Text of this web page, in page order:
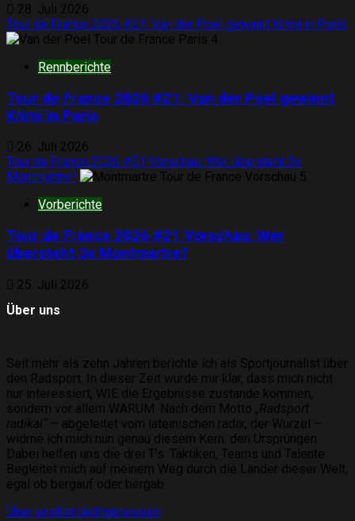
28. Juli 2026
Tour de France 2026 #21: Van der Poel gewinnt Krimi in Paris
4
Rennberichte
Tour de France 2026 #21: Van der Poel gewinnt
Krimi in Paris
26. Juli 2026
Tour de France 2026 #21 Vorschau: Wer übersteht 3x
Montmartre?
5
Vorberichte
Tour de France 2026 #21 Vorschau: Wer
übersteht 3x Montmartre?
25. Juli 2026
Über uns
Seit mehr als zehn Jahren berichte ich als Sportjournalist über
den Radsport. In dieser Zeit wurde mir klar, dass mich nicht
nur interessiert, WIE die Ergebnisse zustande kommen,
sondern vor allem WARUM. Nach dem Motto „Radsport
radikal“ – abgeleitet vom lateinischen radix, der Wurzel –
widme ich mich nun genau diesem Kern: den Ursprüngen.
Dabei helfen uns die drei T’s: Taktiken, Teams und Talente.
Begleitet mich auf meinem Weg durch die Länder dieser Welt,
egal ob bergauf oder bergab.
Über uns Kontakt Impressum